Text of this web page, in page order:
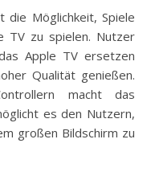
die Möglichkeit, Spiele
TV zu spielen. Nutzer
Apple TV ersetzen
Qualität genießen.
macht das
es den Nutzern,
großen Bildschirm zu